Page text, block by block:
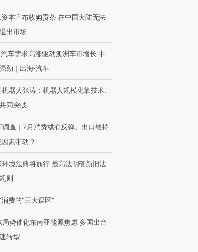
资本宣布收购贡茶 在中国大陆无法
出市场
车需求高涨驱动澳洲车市增长 中
劲｜出海·汽车
器人张涛：机器人规模化靠技术、
同突破
调查｜7月消费或有反弹、出口维持
素带动？
环境法典将施行 最高法明确新旧法
则
费的“三大误区”
局势催化东南亚能源焦虑 多国出台
转型